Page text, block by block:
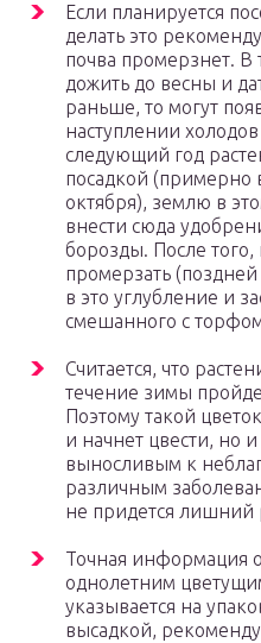
Если планируется
делать это
почва промерзнет. В
дожить до весны и
раньше, то могут
наступлении
следующий год
посадкой (примерно
октября), землю в
внести сюда
борозды. После того,
промерзать
в это углубление и
смешанного с
Считается, что
течение зимы
Поэтому такой
и начнет цвести, но
выносливым к
различным
не придется лишний
Точная информация
однолетним
указывается на
высадкой,